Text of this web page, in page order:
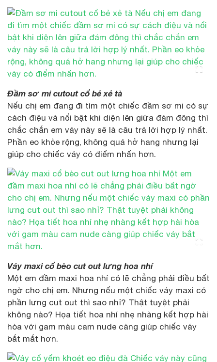
Đầm sơ mi cutout cổ bẻ xẻ tà
Nếu chị em đang đi tìm một chiếc đầm sơ mi có sự
cách điệu và nổi bật khi diện lên giữa đám đông thì
chắc chắn em váy này sẽ là câu trả lời hợp lý nhất.
Phần eo khỏe rộng, không quá hở hang nhưng lại
giúp cho chiếc váy có điểm nhấn hơn.
Váy maxi cổ bèo cut out lưng hoa nhí
Một em đầm maxi hoa nhí có lẽ chẳng phải điều bất
ngờ cho chị em. Nhưng nếu một chiếc váy maxi có
phần lưng cut out thì sao nhỉ? Thật tuyệt phải
không nào? Họa tiết hoa nhí nhẹ nhàng kết hợp hài
hòa với gam màu cam nude càng giúp chiếc váy
bắt mắt hơn.